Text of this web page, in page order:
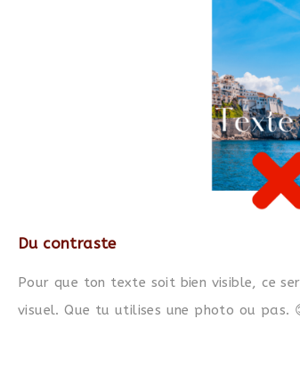
Du contraste
Pour que ton texte soit bien visible, ce
visuel. Que tu utilises une photo ou pas.